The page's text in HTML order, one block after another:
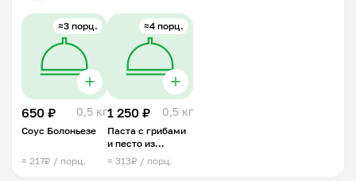
≈3 порц.
650 ₽ 0,5 кг
Соус Болоньезе
≈ 217₽ / порц.
≈4 порц.
1 250 ₽ 0,5 кг
Паста с грибами
и песто из
грецких орехов
≈ 313₽ / порц.